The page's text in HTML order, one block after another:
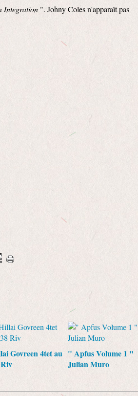
Integration ". Johny Coles n'apparaît pas
Govreen 4tet au " Apfus Volume 1 "
Julian Muro